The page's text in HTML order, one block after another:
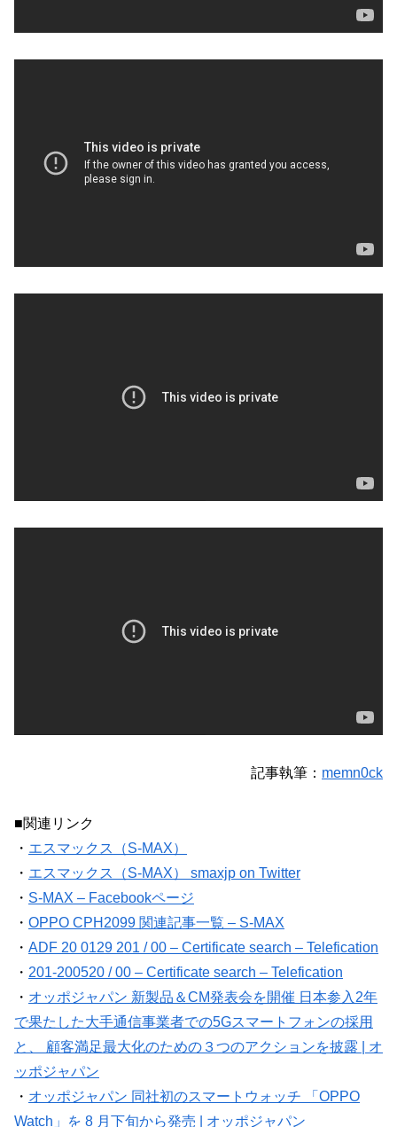
記事執筆： memn0ck
■関連リンク
・ エスマックス（S-MAX）
・ エスマックス（S-MAX） smaxjp on Twitter
・ S-MAX – Facebookページ
・ OPPO CPH2099 関連記事一覧 – S-MAX
・ ADF 20 0129 201 / 00 – Certificate search – Telefication
・ 201-200520 / 00 – Certificate search – Telefication
・ オッポジャパン 新製品＆CM発表会を開催 日本参入2年
で果たした大手通信事業者での5Gスマートフォンの採用
と、 顧客満足最大化のための３つのアクションを披露 | オ
ッポジャパン
・ オッポジャパン 同社初のスマートウォッチ 「OPPO
Watch」を 8 月下旬から発売 | オッポジャパン